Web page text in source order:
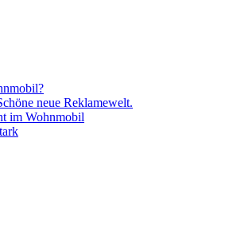
neue Reklamewelt.
im Wohnmobil